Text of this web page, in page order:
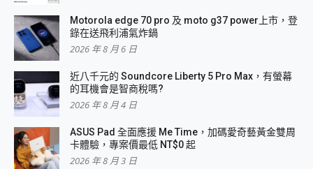
Motorola edge 70 pro 及 moto g37 power上市，登
錄在送飛利浦氣炸鍋
2026 年 8 月 6 日
近八千元的 Soundcore Liberty 5 Pro Max，有螢幕
的耳機會是智商稅嗎?
2026 年 8 月 4 日
ASUS Pad 全面應援 Me Time，加碼愛奇藝黃金雙周
卡體驗，專案價最低 NT$0 起
2026 年 8 月 3 日